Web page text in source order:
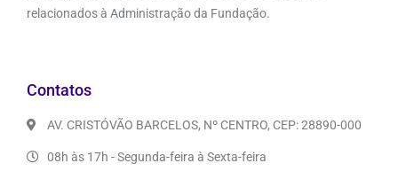
relacionados à Administração da Fundação.
Contatos
AV. CRISTÓVÃO BARCELOS, Nº CENTRO, CEP: 28890-000
08h às 17h - Segunda-feira à Sexta-feira